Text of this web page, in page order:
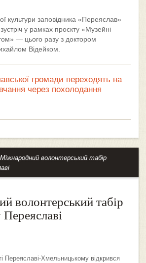
культури заповідника «Переяслав»
у рамках проєкту «Музейні
— цього разу з доктором
Відейком.
громади переходять на
через похолодання
Міжнародний волонтерський табір
волонтерський табір
Переяславі-Хмельницькому відкрився